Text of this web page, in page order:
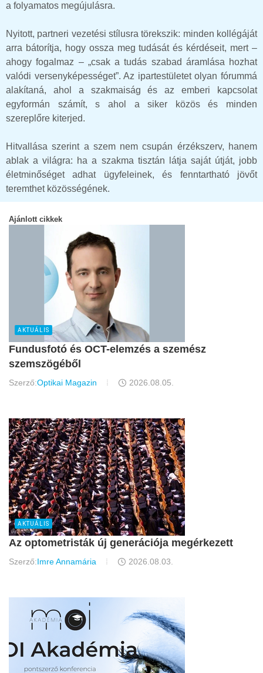
a folyamatos megújulásra.
Nyitott, partneri vezetési stílusra törekszik: minden kollégáját
arra bátorítja, hogy ossza meg tudását és kérdéseit, mert –
ahogy fogalmaz – „csak a tudás szabad áramlása hozhat
valódi versenyképességet”. Az ipartestületet olyan fórummá
alakítaná, ahol a szakmaiság és az emberi kapcsolat
egyformán számít, s ahol a siker közös és minden
szereplőre kiterjed.
Hitvallása szerint a szem nem csupán érzékszerv, hanem
ablak a világra: ha a szakma tisztán látja saját útját, jobb
életminőséget adhat ügyfeleinek, és fenntartható jövőt
teremthet közösségének.
Ajánlott cikkek
AKTUÁLIS
Fundusfotó és OCT-elemzés a szemész
szemszögéből
Szerző:Optikai Magazin 2026.08.05.
AKTUÁLIS
Az optometristák új generációja megérkezett
Szerző:Imre Annamária 2026.08.03.